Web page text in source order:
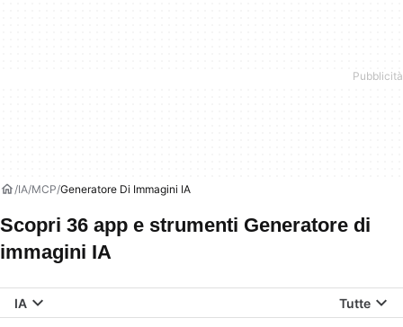
IA MCP Generatore Di Immagini IA
Scopri 36 app e strumenti Generatore di
immagini IA
IA Tutte